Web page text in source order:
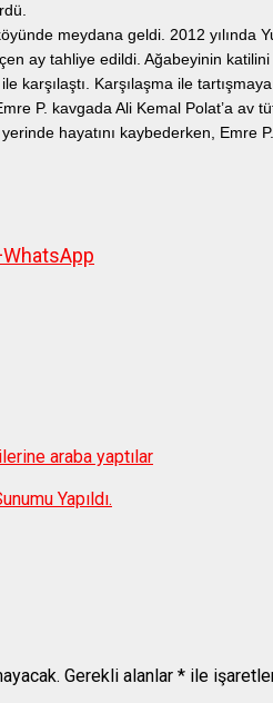
meydana geldi. 2012 yılında
ay tahliye edildi. Ağabeyinin
karşılaştı. Karşılaşma ile
P. kavgada Ali Kemal Polat’a av
hayatını kaybederken, Emre
WhatsApp
araba yaptılar
Yapıldı.
Gerekli alanlar * ile